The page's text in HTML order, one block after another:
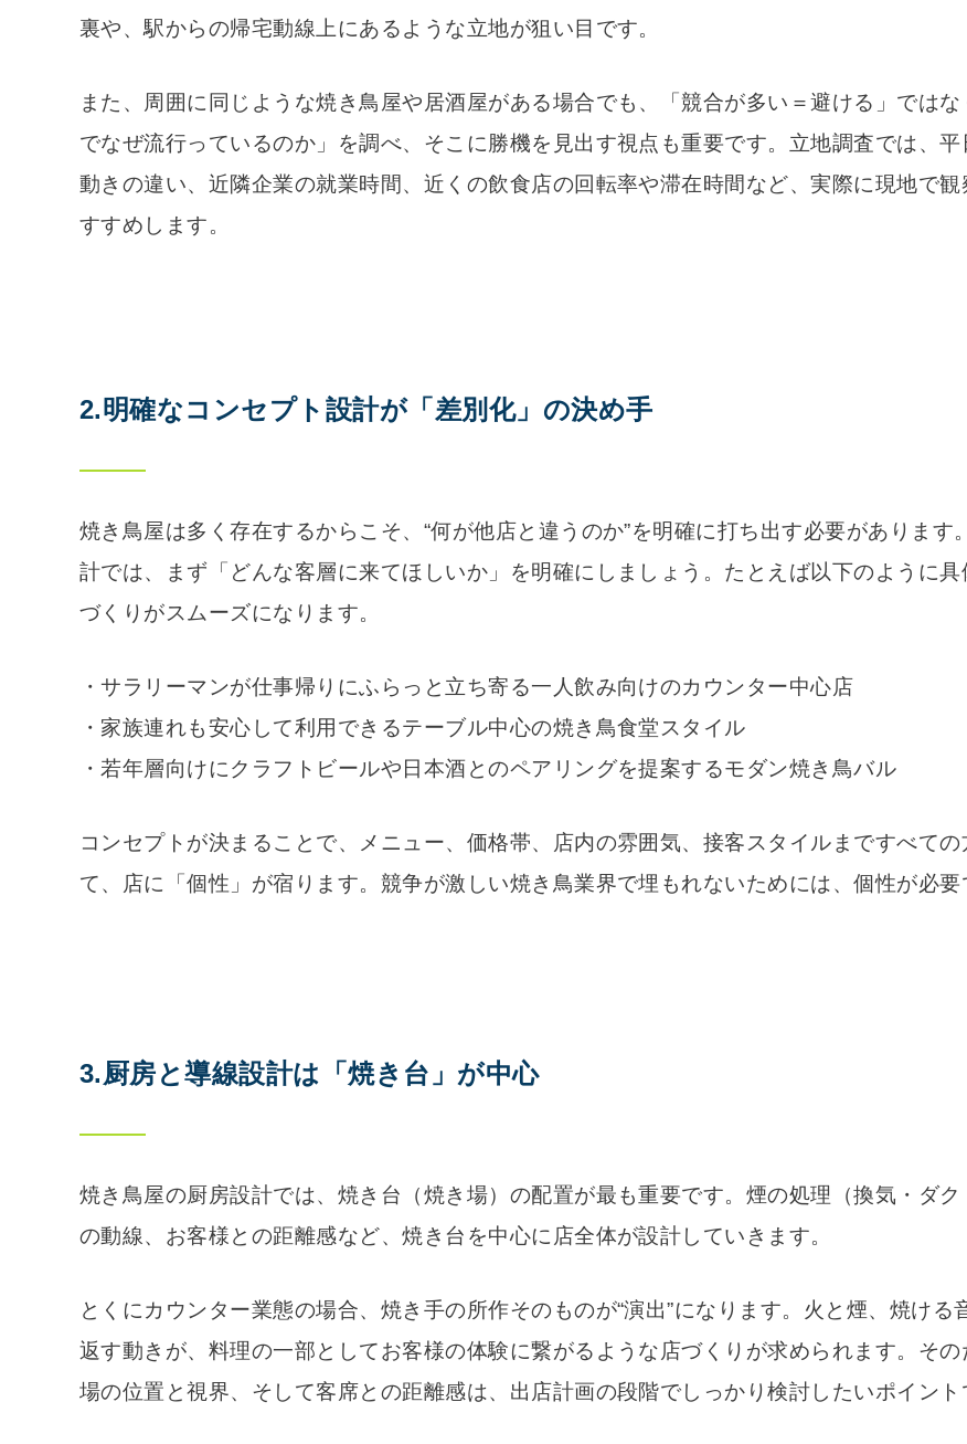
裏や、駅からの帰宅動線上にあるような立地が狙い目です。
また、周囲に同じような焼き鳥屋や居酒屋がある場合でも、「競合が多い＝避ける」では
でなぜ流行っているのか」を調べ、そこに勝機を見出す視点も重要です。立地調査では、
動きの違い、近隣企業の就業時間、近くの飲食店の回転率や滞在時間など、実際に現地で
すすめします。
2.明確なコンセプト設計が「差別化」の決め手
焼き鳥屋は多く存在するからこそ、“何が他店と違うのか”を明確に打ち出す必要があります
計では、まず「どんな客層に来てほしいか」を明確にしましょう。たとえば以下のように
づくりがスムーズになります。
・サラリーマンが仕事帰りにふらっと立ち寄る一人飲み向けのカウンター中心店
・家族連れも安心して利用できるテーブル中心の焼き鳥食堂スタイル
・若年層向けにクラフトビールや日本酒とのペアリングを提案するモダン焼き鳥バル
コンセプトが決まることで、メニュー、価格帯、店内の雰囲気、接客スタイルまですべての
て、店に「個性」が宿ります。競争が激しい焼き鳥業界で埋もれないためには、個性が必要
3.厨房と導線設計は「焼き台」が中心
焼き鳥屋の厨房設計では、焼き台（焼き場）の配置が最も重要です。煙の処理（換気・ダク
の動線、お客様との距離感など、焼き台を中心に店全体が設計していきます。
とくにカウンター業態の場合、焼き手の所作そのものが“演出”になります。火と煙、焼ける
返す動きが、料理の一部としてお客様の体験に繋がるような店づくりが求められます。その
場の位置と視界、そして客席との距離感は、出店計画の段階でしっかり検討したいポイント